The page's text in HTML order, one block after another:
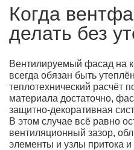
Когда
делать без
Вентилируемый фасад на
всегда обязан быть
теплотехнический расчёт
материала достаточно,
защитно-декоративная
В этом случае всё равно
вентиляционный зазор,
элементы и узлы притока